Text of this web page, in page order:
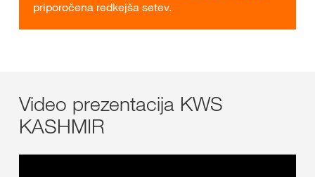
priporočena redkejša setev.
Video prezentacija KWS
KASHMIR